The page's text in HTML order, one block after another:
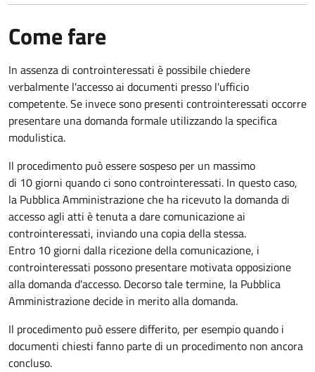
Come fare
In assenza di controinteressati è possibile chiedere
verbalmente l'accesso ai documenti presso l'ufficio
competente. Se invece sono presenti controinteressati occorre
presentare una domanda formale utilizzando la specifica
modulistica.
Il procedimento può essere sospeso per un massimo
di 10 giorni quando ci sono controinteressati. In questo caso,
la Pubblica Amministrazione che ha ricevuto la domanda di
accesso agli atti è tenuta a dare comunicazione ai
controinteressati, inviando una copia della stessa.
Entro 10 giorni dalla ricezione della comunicazione, i
controinteressati possono presentare motivata opposizione
alla domanda d'accesso. Decorso tale termine, la Pubblica
Amministrazione decide in merito alla domanda.
Il procedimento può essere differito, per esempio quando i
documenti chiesti fanno parte di un procedimento non ancora
concluso.